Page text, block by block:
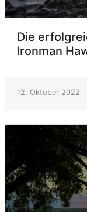
Die
Ironman
12. Oktober 2022